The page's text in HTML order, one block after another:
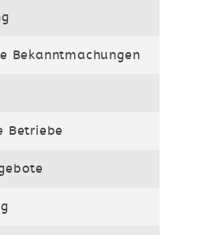
Bekanntmachungen
Betriebe